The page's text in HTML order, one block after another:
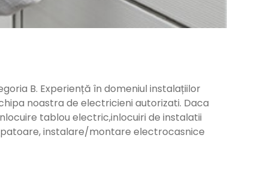
B. Experiență în domeniul instalațiilor
noastra de electricieni autorizati. Daca
tablou electric,inlocuiri de instalatii
instalare/montare electrocasnice